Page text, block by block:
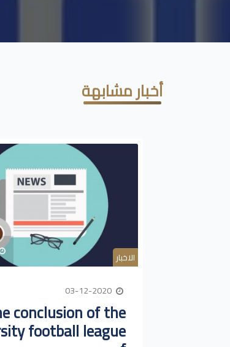
أخبار مشابهة
الاخبار
conclusion of the
football league